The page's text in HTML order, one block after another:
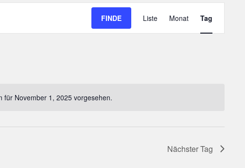
Hinweis
für November 1, 2025 vorgesehen.
FINDE
Ansichten-
Liste Monat Tag
Nächster Tag